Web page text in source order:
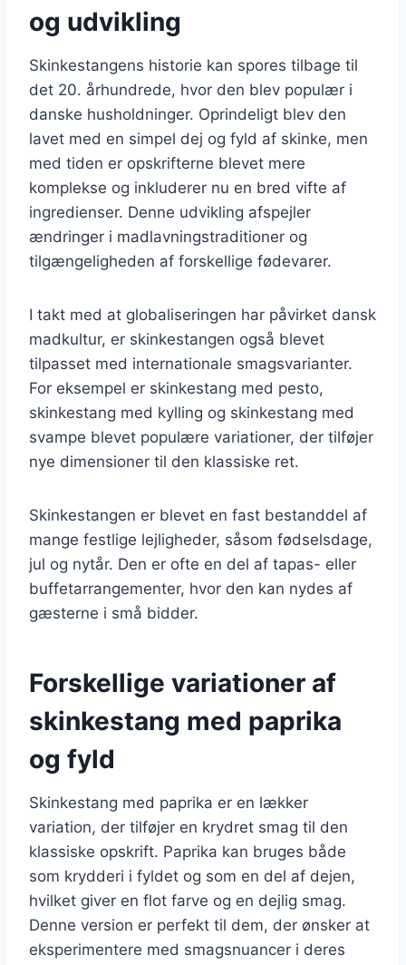
og udvikling
Skinkestangens historie kan spores tilbage til
det 20. århundrede, hvor den blev populær i
danske husholdninger. Oprindeligt blev den
lavet med en simpel dej og fyld af skinke, men
med tiden er opskrifterne blevet mere
komplekse og inkluderer nu en bred vifte af
ingredienser. Denne udvikling afspejler
ændringer i madlavningstraditioner og
tilgængeligheden af forskellige fødevarer.
I takt med at globaliseringen har påvirket dansk
madkultur, er skinkestangen også blevet
tilpasset med internationale smagsvarianter.
For eksempel er skinkestang med pesto,
skinkestang med kylling og skinkestang med
svampe blevet populære variationer, der tilføjer
nye dimensioner til den klassiske ret.
Skinkestangen er blevet en fast bestanddel af
mange festlige lejligheder, såsom fødselsdage,
jul og nytår. Den er ofte en del af tapas- eller
buffetarrangementer, hvor den kan nydes af
gæsterne i små bidder.
Forskellige variationer af
skinkestang med paprika
og fyld
Skinkestang med paprika er en lækker
variation, der tilføjer en krydret smag til den
klassiske opskrift. Paprika kan bruges både
som krydderi i fyldet og som en del af dejen,
hvilket giver en flot farve og en dejlig smag.
Denne version er perfekt til dem, der ønsker at
eksperimentere med smagsnuancer i deres